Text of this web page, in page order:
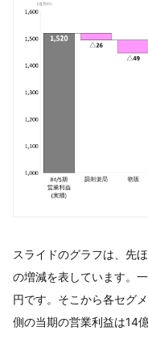
スライドのグラフは、先
の増減を表しています。
円です。そこから各セグ
側の当期の営業利益は14